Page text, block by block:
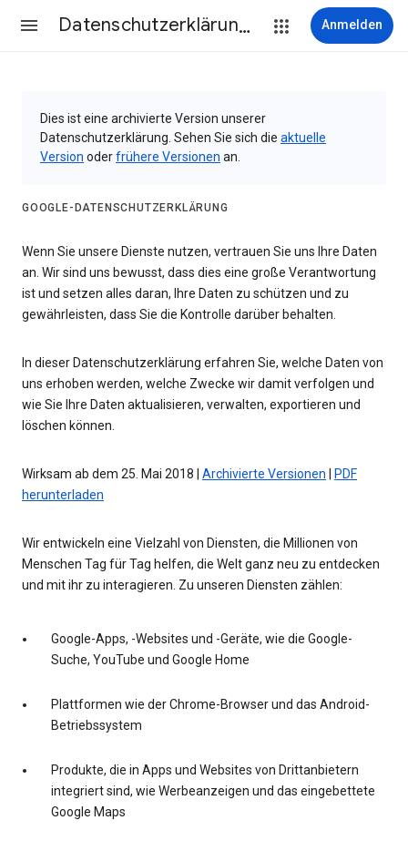
Datenschutzerklärung & Nutzungsbedingungen Anmelden
Dies ist eine archivierte Version unserer
Datenschutzerklärung. Sehen Sie sich die aktuelle
Version oderfrühere Versionen an.
GOOGLE-DATENSCHUTZERKLÄRUNG
Wenn Sie unsere Dienste nutzen, vertrauen Sie uns Ihre Daten
an. Wir sind uns bewusst, dass dies eine große Verantwortung
ist und setzen alles daran, Ihre Daten zu schützen und zu
gewährleisten, dass Sie die Kontrolle darüber behalten.
In dieser Datenschutzerklärung erfahren Sie, welche Daten von
uns erhoben werden, welche Zwecke wir damit verfolgen und
wie Sie Ihre Daten aktualisieren, verwalten, exportieren und
löschen können.
Wirksam ab dem 25. Mai 2018 | Archivierte Versionen
PDF
herunterladen
Wir entwickeln eine Vielzahl von Diensten, die Millionen von
Menschen Tag für Tag helfen, die Welt ganz neu zu entdecken
und mit ihr zu interagieren. Zu unseren Diensten zählen:
Google-Apps, -Websites und -Geräte, wie die Google-
Suche, YouTube und Google Home
Plattformen wie der Chrome-Browser und das Android-
Betriebssystem
Produkte, die in Apps und Websites von Drittanbietern
integriert sind, wie Werbeanzeigen und das eingebettete
Google Maps